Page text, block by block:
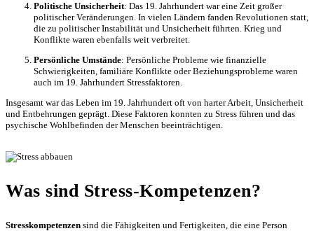
Politische Unsicherheit: Das 19. Jahrhundert war eine Zeit großer
politischer Veränderungen. In vielen Ländern fanden Revolutionen statt,
die zu politischer Instabilität und Unsicherheit führten. Krieg und
Konflikte waren ebenfalls weit verbreitet.
Persönliche Umstände: Persönliche Probleme wie finanzielle
Schwierigkeiten, familiäre Konflikte oder Beziehungsprobleme waren
auch im 19. Jahrhundert Stressfaktoren.
Insgesamt war das Leben im 19. Jahrhundert oft von harter Arbeit, Unsicherheit
und Entbehrungen geprägt. Diese Faktoren konnten zu Stress führen und das
psychische Wohlbefinden der Menschen beeinträchtigen.
Was sind Stress-Kompetenzen?
Stresskompetenzen sind die Fähigkeiten und Fertigkeiten, die eine Person